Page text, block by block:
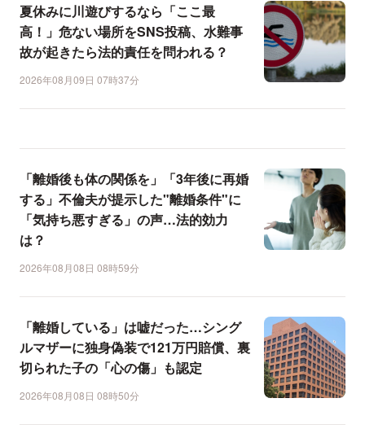
夏休みに川遊びするなら「ここ最
高！」危ない場所をSNS投稿、水難事
故が起きたら法的責任を問われる？
2026年08月09日 07時37分
「離婚後も体の関係を」「3年後に再婚
する」不倫夫が提示した"離婚条件"に
「気持ち悪すぎる」の声…法的効力
は？
2026年08月08日 08時59分
「離婚している」は嘘だった…シング
ルマザーに独身偽装で121万円賠償、裏
切られた子の「心の傷」も認定
2026年08月08日 08時50分